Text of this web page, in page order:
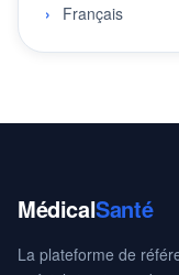
Français
MédicalSanté
La plateforme de